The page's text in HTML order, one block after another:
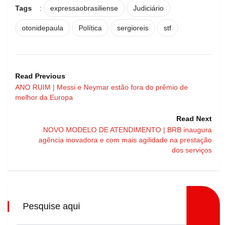
Tags : expressaobrasiliense Judiciário
otonidepaula Política sergioreis stf
Read Previous
ANO RUIM | Messi e Neymar estão fora do prêmio de
melhor da Europa
Read Next
NOVO MODELO DE ATENDIMENTO | BRB inaugura
agência inovadora e com mais agilidade na prestação
dos serviços
Pesquise aqui